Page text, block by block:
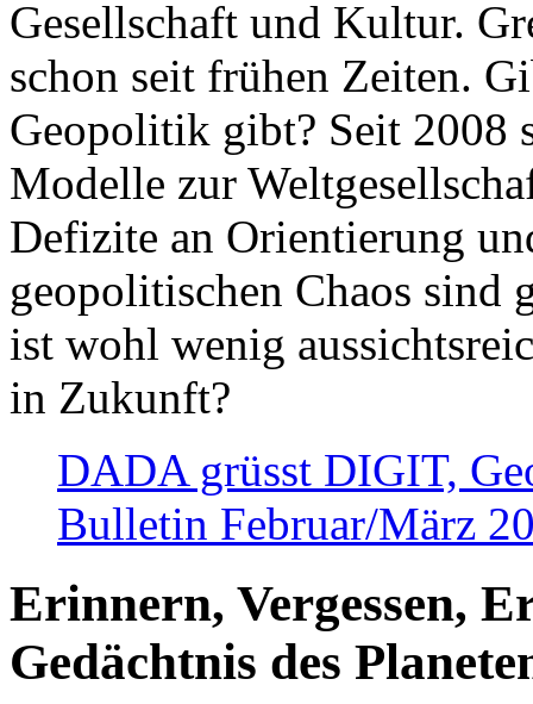
Gesellschaft und Kultur.
schon seit frühen Zeiten.
Geopolitik gibt? Seit 2008
Modelle zur
Defizite an Orientierung
geopolitischen Chaos sind
ist wohl wenig
in Zukunft?
DADA grüsst DIGIT,
Bulletin Februar/März
Erinnern, Vergessen,
Gedächtnis des